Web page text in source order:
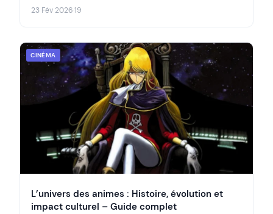
23 Fév 2026·19
CINÉMA
L’univers des animes : Histoire, évolution et
impact culturel – Guide complet